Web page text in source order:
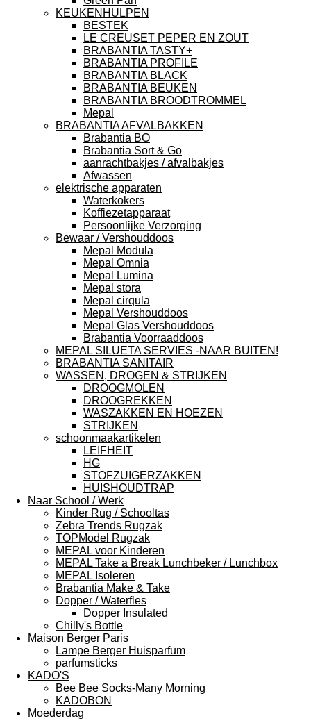
KEUKENHULPEN
BESTEK
LE CREUSET PEPER EN ZOUT
BRABANTIA TASTY+
BRABANTIA PROFILE
BRABANTIA BLACK
BRABANTIA BEUKEN
BRABANTIA BROODTROMMEL
Mepal
BRABANTIA AFVALBAKKEN
Brabantia BO
Brabantia Sort & Go
aanrachtbakjes / afvalbakjes
Afwassen
elektrische apparaten
Waterkokers
Koffiezetapparaat
Persoonlijke Verzorging
Bewaar / Vershouddoos
Mepal Modula
Mepal Omnia
Mepal Lumina
Mepal stora
Mepal cirqula
Mepal Vershouddoos
Mepal Glas Vershouddoos
Brabantia Voorraaddoos
MEPAL SILUETA SERVIES -NAAR BUITEN!
BRABANTIA SANITAIR
WASSEN, DROGEN & STRIJKEN
DROOGMOLEN
DROOGREKKEN
WASZAKKEN EN HOEZEN
STRIJKEN
schoonmaakartikelen
LEIFHEIT
HG
STOFZUIGERZAKKEN
HUISHOUDTRAP
Naar School / Werk
Kinder Rug / Schooltas
Zebra Trends Rugzak
TOPModel Rugzak
MEPAL voor Kinderen
MEPAL Take a Break Lunchbeker / Lunchbox
MEPAL Isoleren
Brabantia Make & Take
Dopper / Waterfles
Dopper Insulated
Chilly's Bottle
Maison Berger Paris
Lampe Berger Huisparfum
parfumsticks
KADO'S
Bee Bee Socks-Many Morning
KADOBON
Moederdag